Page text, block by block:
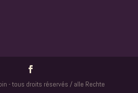
- tous droits réservés / alle Rechte